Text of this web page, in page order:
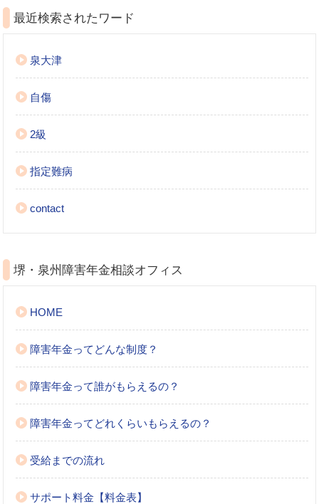
最近検索されたワード
泉大津
自傷
2級
指定難病
contact
堺・泉州障害年金相談オフィス
HOME
障害年金ってどんな制度？
障害年金って誰がもらえるの？
障害年金ってどれくらいもらえるの？
受給までの流れ
サポート料金【料金表】